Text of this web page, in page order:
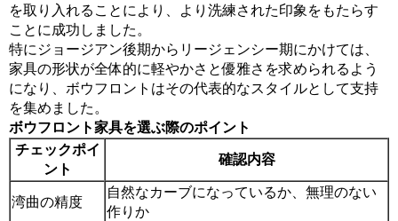
を取り入れることにより、より洗練された印象をもたらす
ことに成功しました。
特にジョージアン後期からリージェンシー期にかけては、
家具の形状が全体的に軽やかさと優雅さを求められるよう
になり、ボウフロントはその代表的なスタイルとして支持
を集めました。
ボウフロント家具を選ぶ際のポイント
チェックポイ
ント
確認内容
湾曲の精度
自然なカーブになっているか、無理のない
作りか